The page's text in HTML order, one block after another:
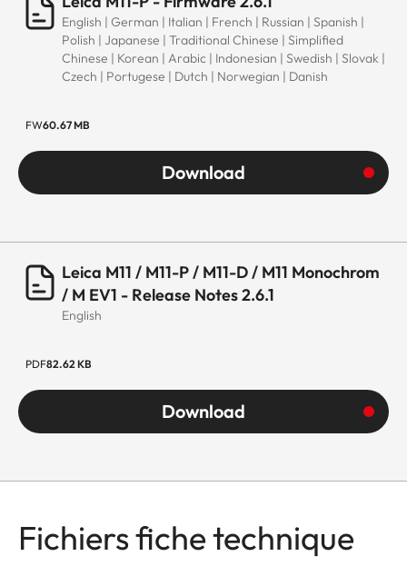
English | German | Italian | French | Russian | Spanish |
Polish | Japanese | Traditional Chinese | Simplified
Chinese | Korean | Arabic | Indonesian | Swedish | Slovak |
Czech | Portugese | Dutch | Norwegian | Danish
FW60.67 MB
Download
Leica M11 / M11-P / M11-D / M11 Monochrom
/ M EV1 - Release Notes 2.6.1
English
PDF82.62 KB
Download
Fichiers fiche technique